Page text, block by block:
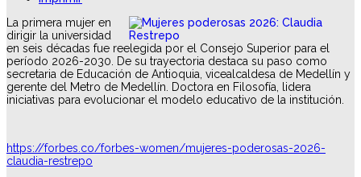
La primera mujer en
dirigir la universidad
en seis décadas fue reelegida por el Consejo Superior para el
período 2026-2030. De su trayectoria destaca su paso como
secretaria de Educación de Antioquia, vicealcaldesa de Medellín y
gerente del Metro de Medellín. Doctora en Filosofía, lidera
iniciativas para evolucionar el modelo educativo de la institución.
https://forbes.co/forbes-women/mujeres-poderosas-2026-
claudia-restrepo